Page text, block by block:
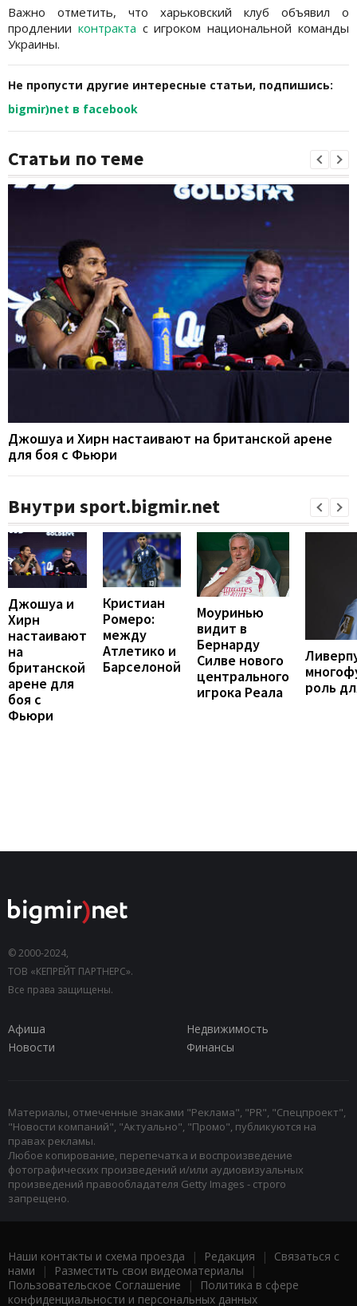
Важно отметить, что харьковский клуб объявил о
продлении контракта с игроком национальной команды
Украины.
Не пропусти другие интересные статьи, подпишись:
bigmir)net в facebook
Статьи по теме
Джошуа и Хирн настаивают на британской арене
для боя с Фьюри
Внутри sport.bigmir.net
Джошуа и
Хирн
настаивают
на
британской
арене для
боя с
Фьюри
Кристиан
Ромеро:
между
Атлетико и
Барселоной
Моуринью
видит в
Бернарду
Силве нового
центрального
игрока Реала
роль
© 2000-2024,
ТОВ «КЕПРЕЙТ ПАРТНЕРС».
Все права защищены.
Афиша
Недвижимость
Новости
Финансы
Материалы, отмеченные знаками "Реклама", "PR", "Спецпроект",
"Новости компаний", "Актуально", "Промо", публикуются на
правах рекламы.
Любое копирование, перепечатка и воспроизведение
фотографических произведений и/или аудиовизуальных
произведений правообладателя Getty Images - строго
запрещено.
Наши контакты и схема проезда | Редакция | Связаться с
нами | Разместить свои видеоматериалы |
Пользовательское Соглашение |
Политика в сфере
конфиденциальности и персональных данных